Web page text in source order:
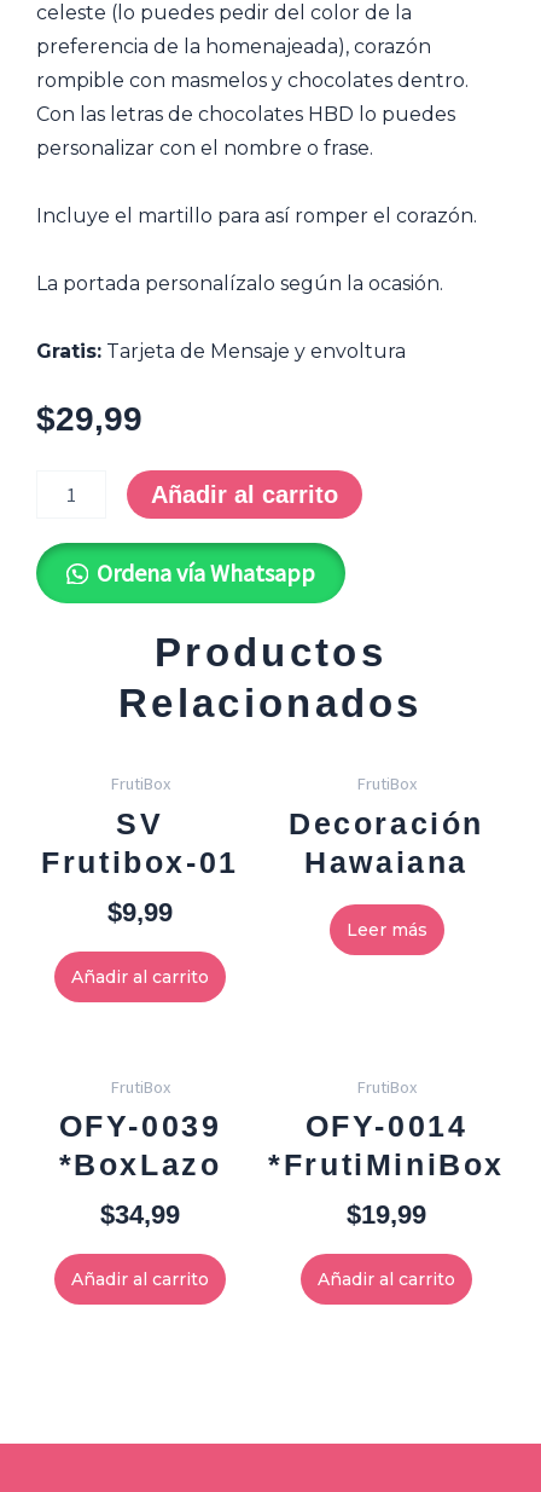
celeste (lo puedes pedir del color de la
preferencia de la homenajeada), corazón
rompible con masmelos y chocolates dentro.
Con las letras de chocolates HBD lo puedes
personalizar con el nombre o frase.
Incluye el martillo para así romper el corazón.
La portada personalízalo según la ocasión.
Gratis: Tarjeta de Mensaje y envoltura
$29,99
*ÉlCorazón
Añadir al carrito
Ordena vía Whatsapp
Productos
Relacionados
FrutiBox
SV
Frutibox-01
$9,99
Añadir al carrito
FrutiBox
Decoración
Hawaiana
Leer más
FrutiBox
OFY-0039
*BoxLazo
$34,99
Añadir al carrito
FrutiBox
OFY-0014
*FrutiMiniBox
$19,99
Añadir al carrito